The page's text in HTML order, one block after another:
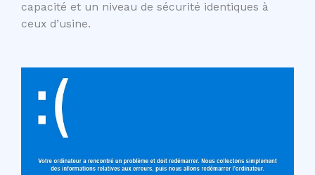
capacité et un niveau de sécurité identiques à
ceux d’usine.